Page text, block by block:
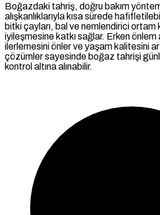
Boğazdaki tahriş, doğru bakım
alışkanlıklarıyla kısa sürede
bitki çayları, bal ve nemlendirici ortam
iyileşmesine katkı sağlar. Erken
ilerlemesini önler ve yaşam kalitesini
çözümler sayesinde boğaz tahrişi
kontrol altına alınabilir.